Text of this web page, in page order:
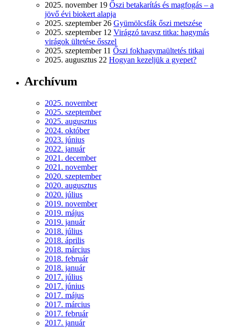
2025. november 19 Őszi betakarítás és magfogás – a
jövő évi biokert alapja
2025. szeptember 26 Gyümölcsfák őszi metszése
2025. szeptember 12 Virágzó tavasz titka: hagymás
virágok ültetése ősszel
2025. szeptember 11 Őszi fokhagymaültetés titkai
2025. augusztus 22 Hogyan kezeljük a gyepet?
Archívum
2025. november
2025. szeptember
2025. augusztus
2024. október
2023. június
2022. január
2021. december
2021. november
2020. szeptember
2020. augusztus
2020. július
2019. november
2019. május
2019. január
2018. július
2018. április
2018. március
2018. február
2018. január
2017. július
2017. június
2017. május
2017. március
2017. február
2017. január